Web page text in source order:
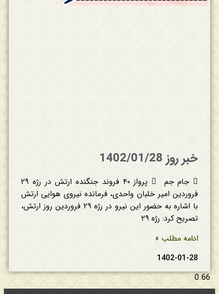
خبر روز 1402/01/28
 جام جم  پرواز ۴۰ فروند جنگنده ارتش در رژه ۲۹
فروردین امیر خلبان واحدی، فرمانده نیروی هوایی ارتش
با اشاره به حضور این نیرو در رژه ۲۹ فروردین روز ارتش،
تصریح کرد: رژه ۲۹
ادامه مطلب »
1402-01-28